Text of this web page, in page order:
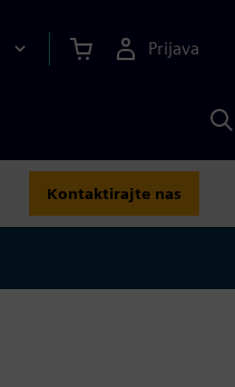
Prijava
s
Kontaktirajte nas